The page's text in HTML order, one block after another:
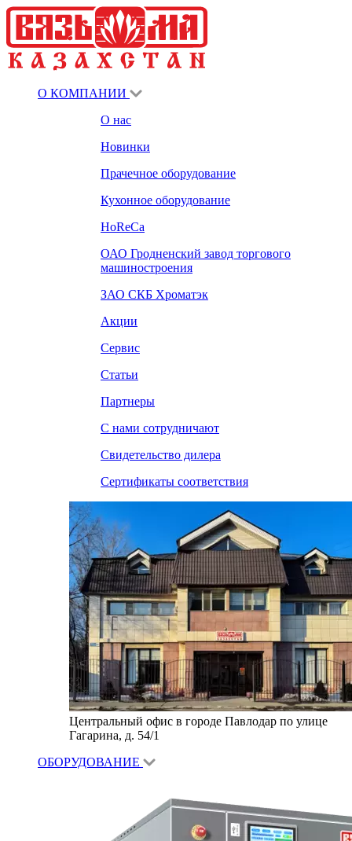
О КОМПАНИИ
О нас
Новинки
Прачечное оборудование
Кухонное оборудование
HoReCa
ОАО Гродненский завод торгового
машиностроения
ЗАО СКБ Хроматэк
Акции
Сервис
Статьи
Партнеры
С нами сотрудничают
Свидетельство дилера
Сертификаты соответствия
Центральный офис в городе Павлодар по улице
Гагарина, д. 54/1
ОБОРУДОВАНИЕ